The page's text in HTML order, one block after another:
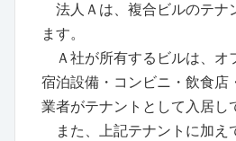
法人Ａは、複合ビルのテナ
ます。
Ａ社が所有するビルは、オ
宿泊設備・コンビニ・飲食店
業者がテナントとして入居し
また、上記テナントに加え